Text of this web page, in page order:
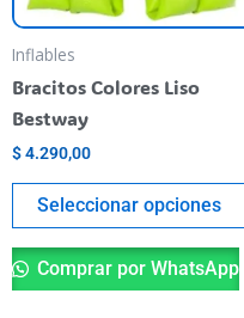
Inflables
Bracitos Colores Liso
Bestway
$4.290,00
Seleccionar opciones
Comprar por WhatsApp